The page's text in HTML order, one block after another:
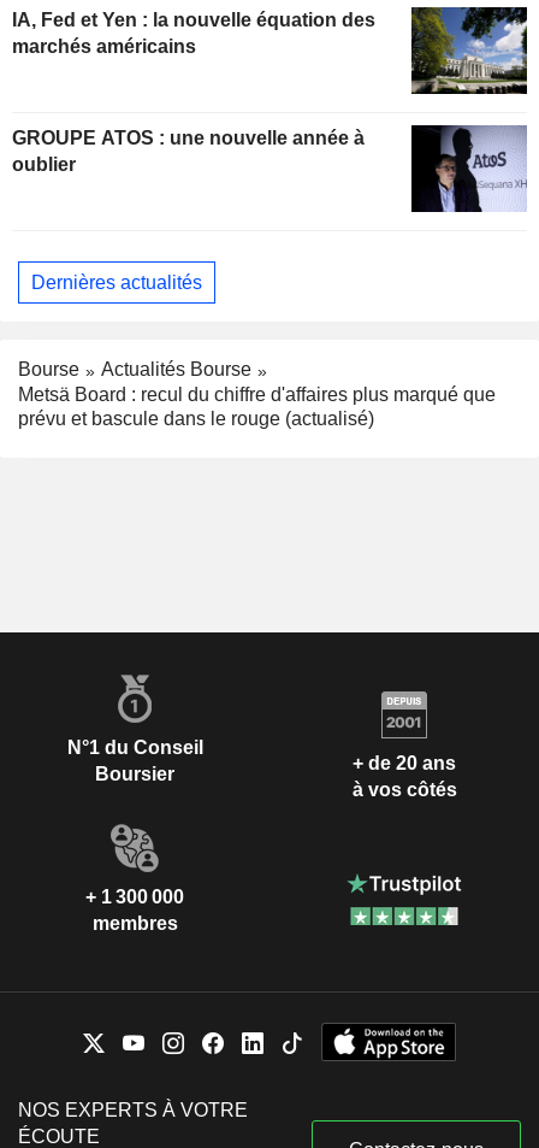
IA, Fed et Yen : la nouvelle équation des
marchés américains
GROUPE ATOS : une nouvelle année à
oublier
Dernières actualités
Bourse
Actualités Bourse
Metsä Board : recul du chiffre d'affaires plus marqué que
prévu et bascule dans le rouge (actualisé)
N°1 du Conseil
Boursier
+ de 20 ans
à vos côtés
+ 1 300 000
membres
NOS EXPERTS À VOTRE
ÉCOUTE